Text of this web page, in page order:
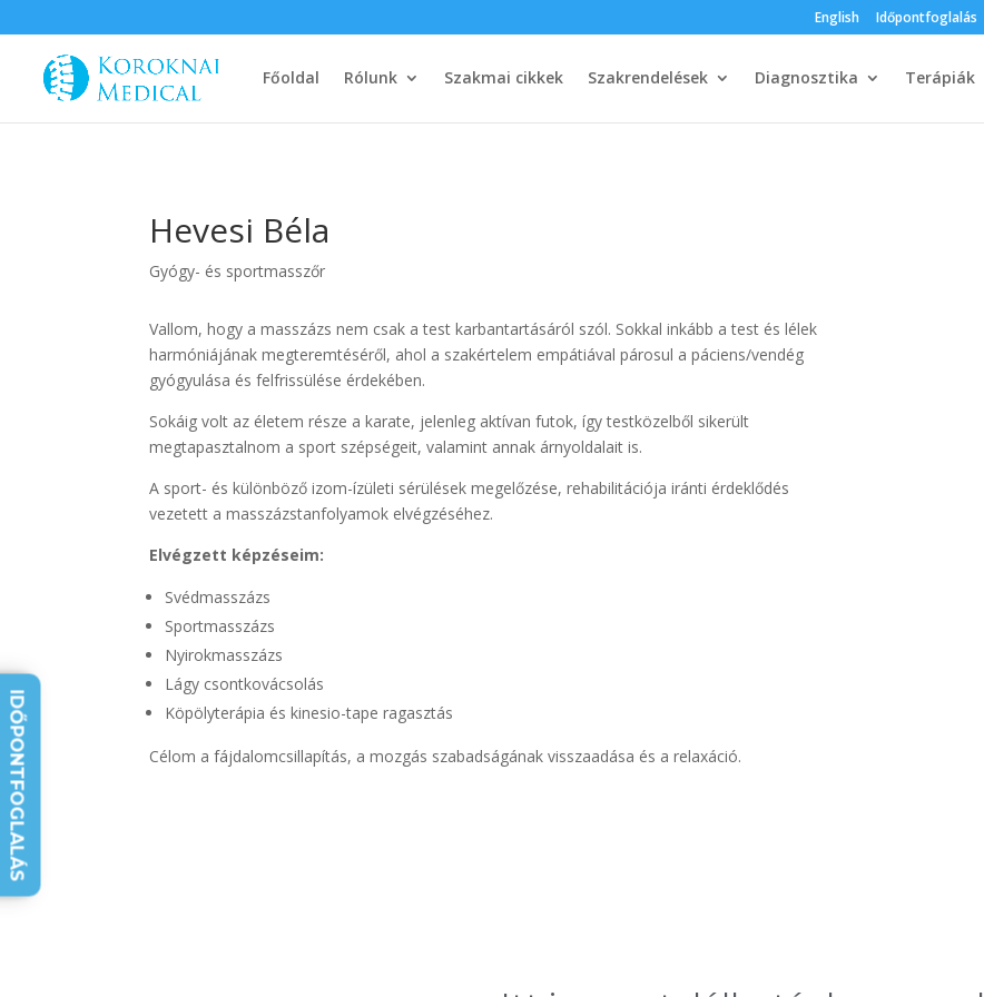
English Időpontfoglalás
Főoldal Rólunk Szakmai cikkek Szakrendelések Diagnosztika Terápiák
Hevesi Béla
Gyógy- és sportmasszőr
Vallom, hogy a masszázs nem csak a test karbantartásáról szól. Sokkal inkább a test és lélek
harmóniájának megteremtéséről, ahol a szakértelem empátiával párosul a páciens/vendég
gyógyulása és felfrissülése érdekében.
Sokáig volt az életem része a karate, jelenleg aktívan futok, így testközelből sikerült
megtapasztalnom a sport szépségeit, valamint annak árnyoldalait is.
A sport- és különböző izom-ízületi sérülések megelőzése, rehabilitációja iránti érdeklődés
vezetett a masszázstanfolyamok elvégzéséhez.
Elvégzett képzéseim:
Svédmasszázs
Sportmasszázs
Nyirokmasszázs
Lágy csontkovácsolás
Köpölyterápia és kinesio-tape ragasztás
Célom a fájdalomcsillapítás, a mozgás szabadságának visszaadása és a relaxáció.
IDŐPONTFOGLALÁS